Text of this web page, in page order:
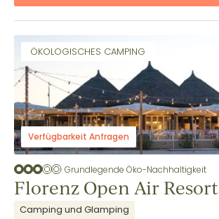
ÖKOLOGISCHES CAMPING
Verfügbarkeit Anfragen
Grundlegende Öko-Nachhaltigkeit
Florenz Open Air Resort
Camping und Glamping